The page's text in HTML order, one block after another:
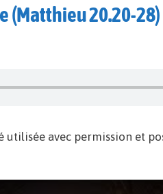
(Matthieu 20.20-28)
utilisée avec permission et